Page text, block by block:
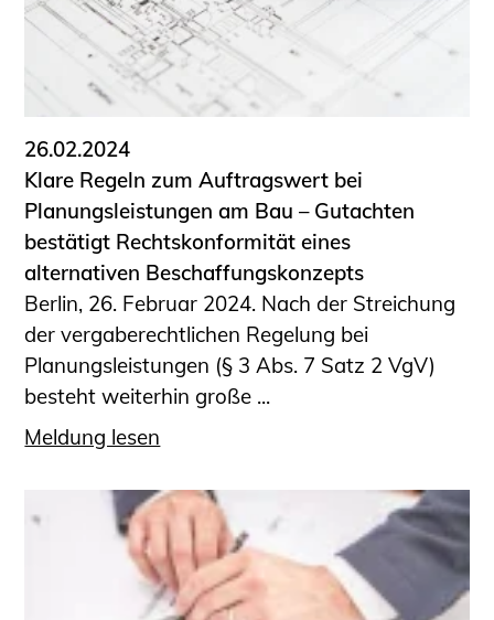
26.02.2024
Klare Regeln zum Auftragswert bei
Planungsleistungen am Bau – Gutachten
bestätigt Rechtskonformität eines
alternativen Beschaffungskonzepts
Berlin, 26. Februar 2024. Nach der Streichung
der vergaberechtlichen Regelung bei
Planungsleistungen (§ 3 Abs. 7 Satz 2 VgV)
besteht weiterhin große ...
Meldung lesen